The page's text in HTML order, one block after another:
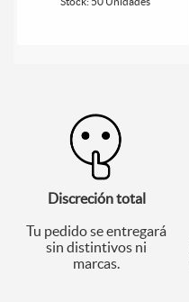
Discreción total
Tu pedido se entregará
sin distintivos ni
marcas.